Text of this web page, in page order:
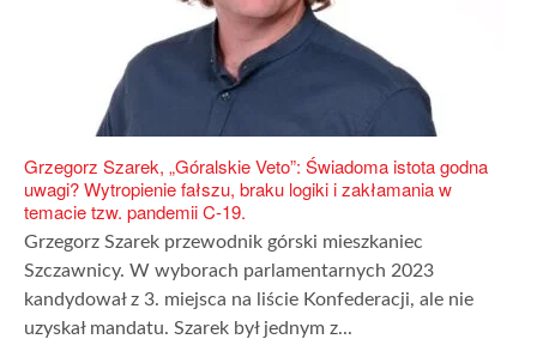
Grzegorz Szarek, „Góralskie Veto”: Świadoma istota godna
uwagi? Wytropienie fałszu, braku logiki i zakłamania w
temacie tzw. pandemii C-19.
Grzegorz Szarek przewodnik górski mieszkaniec
Szczawnicy. W wyborach parlamentarnych 2023
kandydował z 3. miejsca na liście Konfederacji, ale nie
uzyskał mandatu. Szarek był jednym z...